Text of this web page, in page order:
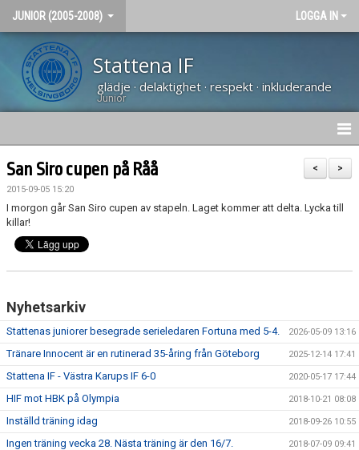
JUNIOR (2005-2008) LOGGA IN
Stattena IF
glädje · delaktighet · respekt · inkluderande
Junior
NYHETER
HEM
KALENDER
KONTAKT
>
<
San Siro cupen på Råå
2015-09-05 15:20
I morgon går San Siro cupen av stapeln. Laget kommer att delta. Lycka till
killar!
Nyhetsarkiv
Stattenas juniorer besegrade serieledaren Fortuna med 5-4. 2026-05-09 13:16
Tränare Innocent är en rutinerad 35-åring från Göteborg 2025-12-14 17:41
Stattena IF - Västra Karups IF 6-0 2020-05-17 17:44
HIF mot HBK på Olympia 2018-10-21 08:08
Inställd träning idag 2018-09-26 10:55
Ingen träning vecka 28. Nästa träning är den 16/7. 2018-07-09 09:41